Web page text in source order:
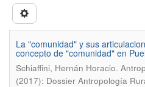
La "comunidad" y sus
concepto de "comunidad" en
Schiaffini, Hernán Horacio.
(2017): Dossier Antropología